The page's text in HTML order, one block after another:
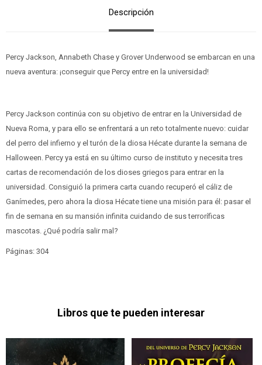
Descripción
Percy Jackson, Annabeth Chase y Grover Underwood se embarcan en una
nueva aventura: ¡conseguir que Percy entre en la universidad!
Percy Jackson continúa con su objetivo de entrar en la Universidad de
Nueva Roma, y para ello se enfrentará a un reto totalmente nuevo: cuidar
del perro del infierno y el turón de la diosa Hécate durante la semana de
Halloween. Percy ya está en su último curso de instituto y necesita tres
cartas de recomendación de los dioses griegos para entrar en la
universidad. Consiguió la primera carta cuando recuperó el cáliz de
Ganímedes, pero ahora la diosa Hécate tiene una misión para él: pasar el
fin de semana en su mansión infinita cuidando de sus terroríficas
mascotas. ¿Qué podría salir mal?
Páginas: 304
Libros que te pueden interesar